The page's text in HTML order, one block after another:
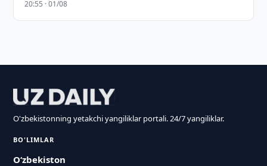
20:55 · 01/08
O'zbekistonning yetakchi yangiliklar portali. 24/7 yangiliklar.
BO'LIMLAR
O‘zbekiston